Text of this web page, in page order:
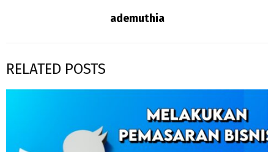
ademuthia
RELATED POSTS